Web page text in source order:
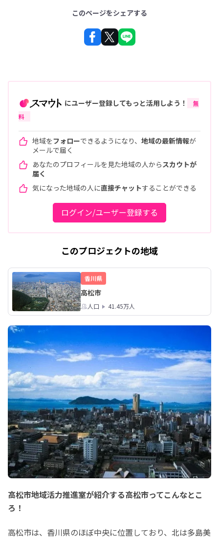
このページをシェアする
にユーザー登録してもっと活用しよう！
無
料
地域をフォローできるようになり、 地域の最新情報が
メールで届く
あなたのプロフィールを見た地域の人から スカウトが
届く
気になった地域の人に直接チャットすることができる
ログイン/ユーザー登録する
このプロジェクトの地域
香川県
高松市
人口 41.45万人
高松市地域活力推進室が紹介する高松市ってこんなとこ
ろ！
高松市は、香川県のほぼ中央に位置しており、北は多島美